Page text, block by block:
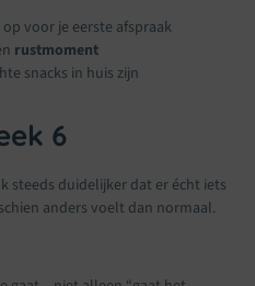
voor je eerste afspraak
rustmoment
snacks in huis zijn
6
steeds duidelijker dat er écht iets
anders voelt dan normaal.